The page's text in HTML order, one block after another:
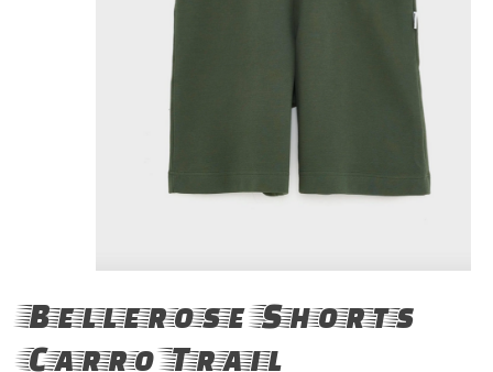
Bellerose Shorts
Carro Trail